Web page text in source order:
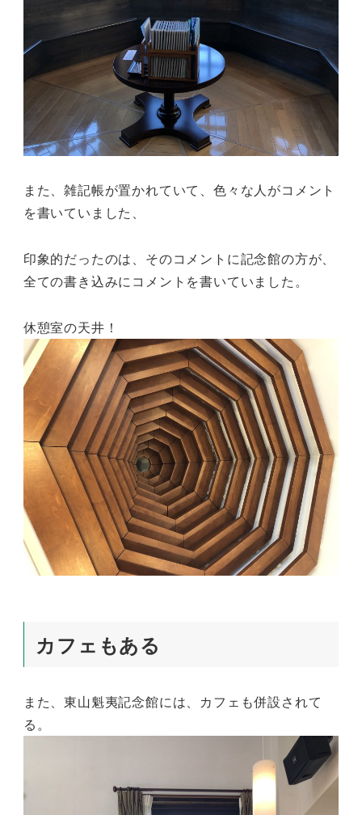
また、雑記帳が置かれていて、色々な人がコメント
を書いていました、
印象的だったのは、そのコメントに記念館の方が、
全ての書き込みにコメントを書いていました。
休憩室の天井！
カフェもある
また、東山魁夷記念館には、カフェも併設されて
る。